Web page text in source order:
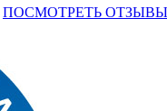
ПОСМОТРЕТЬ ОТЗЫВЫ